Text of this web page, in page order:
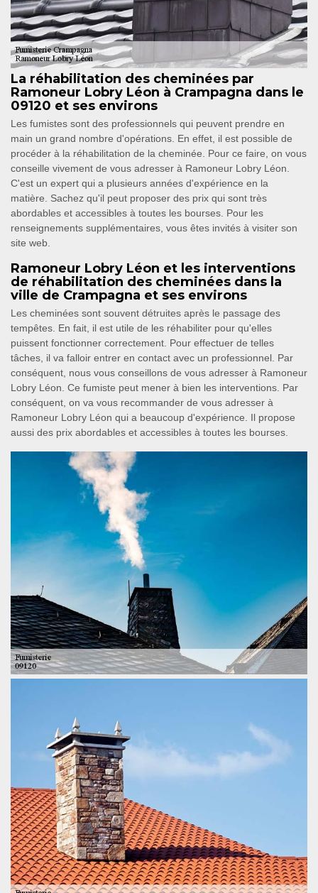
La réhabilitation des cheminées par
Ramoneur Lobry Léon à Crampagna dans le
09120 et ses environs
Les fumistes sont des professionnels qui peuvent prendre en
main un grand nombre d'opérations. En effet, il est possible de
procéder à la réhabilitation de la cheminée. Pour ce faire, on vous
conseille vivement de vous adresser à Ramoneur Lobry Léon.
C'est un expert qui a plusieurs années d'expérience en la
matière. Sachez qu'il peut proposer des prix qui sont très
abordables et accessibles à toutes les bourses. Pour les
renseignements supplémentaires, vous êtes invités à visiter son
site web.
Ramoneur Lobry Léon et les interventions
de réhabilitation des cheminées dans la
ville de Crampagna et ses environs
Les cheminées sont souvent détruites après le passage des
tempêtes. En fait, il est utile de les réhabiliter pour qu'elles
puissent fonctionner correctement. Pour effectuer de telles
tâches, il va falloir entrer en contact avec un professionnel. Par
conséquent, nous vous conseillons de vous adresser à Ramoneur
Lobry Léon. Ce fumiste peut mener à bien les interventions. Par
conséquent, on va vous recommander de vous adresser à
Ramoneur Lobry Léon qui a beaucoup d'expérience. Il propose
aussi des prix abordables et accessibles à toutes les bourses.